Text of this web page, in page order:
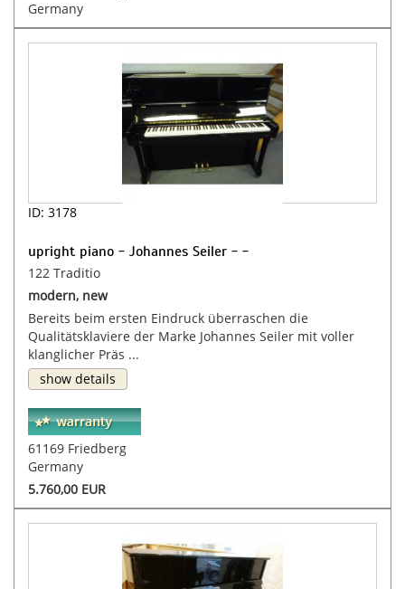
Germany
ID: 3178
upright piano - Johannes Seiler - -
122 Traditio
modern, new
Bereits beim ersten Eindruck überraschen die
Qualitätsklaviere der Marke Johannes Seiler mit voller
klanglicher Präs ...
show details
61169 Friedberg
Germany
5.760,00 EUR